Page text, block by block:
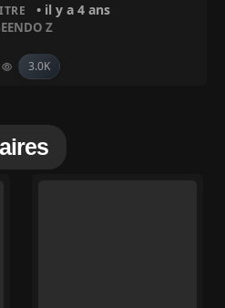
• il y a 4 ans
Z
3.0K